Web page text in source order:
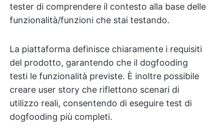
tester di comprendere il contesto alla base delle
funzionalità/funzioni che stai testando.
La piattaforma definisce chiaramente i requisiti
del prodotto, garantendo che il dogfooding
testi le funzionalità previste. È inoltre possibile
creare user story che riflettono scenari di
utilizzo reali, consentendo di eseguire test di
dogfooding più completi.